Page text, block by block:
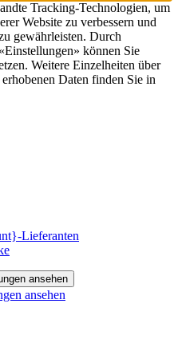
Tracking-Technologien, um
Website zu verbessern und
gewährleisten. Durch
können Sie
Weitere Einzelheiten über
Daten finden Sie in
Lieferanten
ansehen
ansehen